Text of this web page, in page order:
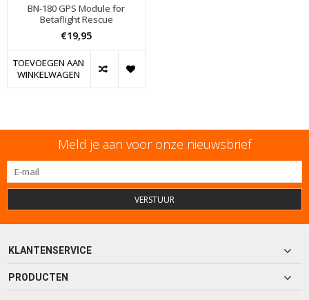
BN-180 GPS Module for
Betaflight Rescue
€19,95
TOEVOEGEN AAN
WINKELWAGEN
Meld je aan voor onze nieuwsbrief
VERSTUUR
KLANTENSERVICE
PRODUCTEN